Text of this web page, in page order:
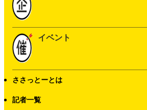
イベント
ささっとーとは
記者一覧